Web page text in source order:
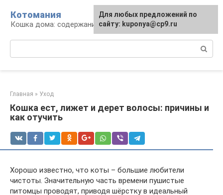
контенту
Котомания
Кошка дома: содержание и уход
Главная » Уход
Кошка ест, лижет и дерет волосы: причины и
как отучить
Хорошо известно, что коты – большие любители
чистоты. Значительную часть времени пушистые
питомцы проводят, приводя шёрстку в идеальный
Для любых предложений по
сайту: kuponya@cp9.ru